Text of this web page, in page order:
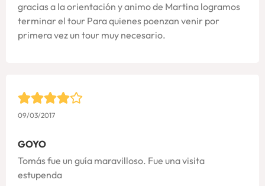
gracias a la orientación y animo de Martina logramos
terminar el tour Para quienes poenzan venir por
primera vez un tour muy necesario.
09/03/2017
GOYO
Tomás fue un guía maravilloso. Fue una visita
estupenda